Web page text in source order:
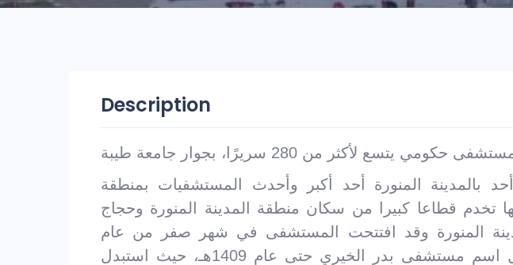
Description
بالمدينة المنورة أحد أكبر وأحدث المستشفيات بمنطقة
تخدم قطاعا كبيرا من سكان منطقة المدينة المنورة وحجاج
المنورة وقد افتتحت المستشفى في شهر صفر من عام
1405هـ وكانت تحمل اسم مستشفى بدر الخيري حتى عام 1409هـ، حيث استبدل